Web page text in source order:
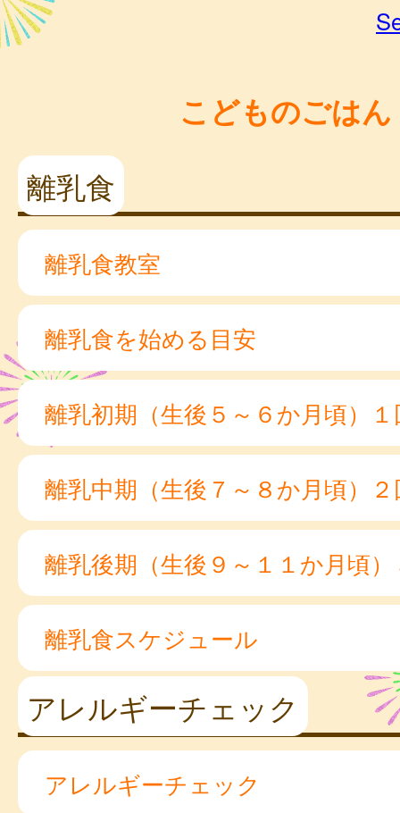
こどものごはん
離乳食
離乳食教室
離乳食を始める目安
離乳初期（生後５～６か月頃）
離乳中期（生後７～８か月頃）
離乳後期（生後９～１１か月頃
離乳食スケジュール
アレルギーチェック
アレルギーチェック